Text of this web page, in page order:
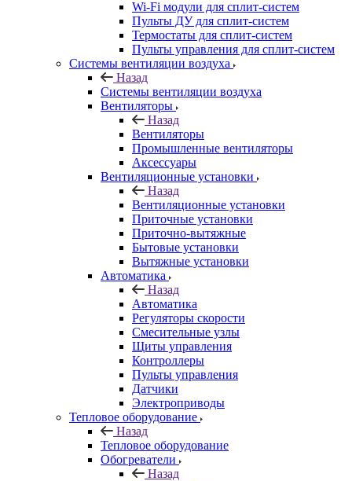
Wi-Fi модули для сплит-систем
Пульты ДУ для сплит-систем
Термостаты для сплит-систем
Пульты управления для сплит-систем
Системы вентиляции воздуха
Назад
Системы вентиляции воздуха
Вентиляторы
Назад
Вентиляторы
Промышленные вентиляторы
Аксессуары
Вентиляционные установки
Назад
Вентиляционные установки
Приточные установки
Приточно-вытяжные
Бытовые установки
Вытяжные установки
Автоматика
Назад
Автоматика
Регуляторы скорости
Смесительные узлы
Щиты управления
Контроллеры
Пульты управления
Датчики
Электроприводы
Тепловое оборудование
Назад
Тепловое оборудование
Обогреватели
Назад